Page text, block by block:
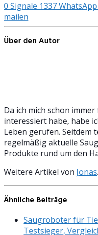
0 Signale 1337WhatsApp
mailen
Über den Autor
Da ich mich schon
interessiert habe, habe
Leben gerufen. Seitdem
regelmäßig aktuelle
Produkte rund um den
Weitere Artikel von Jonas.
Ähnliche Beiträge
Saugroboter für
Testsieger,